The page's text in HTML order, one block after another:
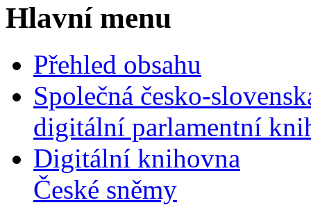
Hlavní menu
Přehled obsahu
Společná česko-
digitální parlamentní
Digitální knihovna
České sněmy